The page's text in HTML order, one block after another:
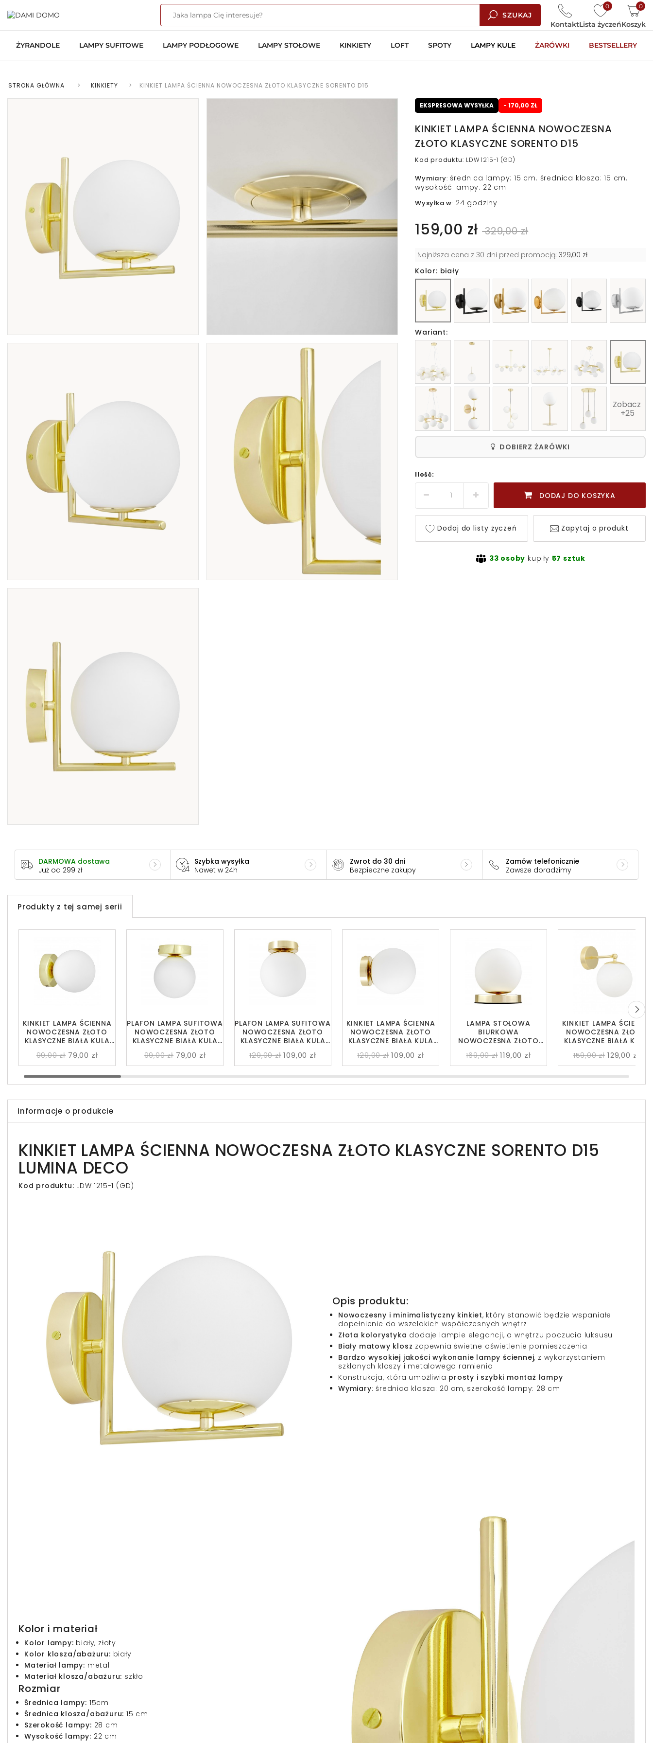
SZUKAJ
0
Lista życzeń
0
Koszyk
Kontakt
ŻYRANDOLE LAMPY SUFITOWE LAMPY PODŁOGOWE LAMPY STOŁOWE KINKIETY LOFT SPOTY LAMPY KULE ŻARÓWKI BESTSELLERY
STRONA GŁÓWNA > KINKIETY > KINKIET LAMPA ŚCIENNA NOWOCZESNA ZŁOTO KLASYCZNE SORENTO D15
EKSPRESOWA WYSYŁKA - 170,00 ZŁ
KINKIET LAMPA ŚCIENNA NOWOCZESNA
ZŁOTO KLASYCZNE SORENTO D15
Kod produktu: LDW 1215-1 (GD)
Wymiary: średnica lampy: 15 cm. średnica klosza: 15 cm.
wysokość lampy: 22 cm.
Wysyłka w: 24 godziny
159,00 zł 329,00 zł
Najniższa cena z 30 dni przed promocją: 329,00 zł
Kolor: biały
Wariant:
Zobacz
+25
DOBIERZ ŻARÓWKI
Ilość:
DODAJ DO KOSZYKA
Dodaj do listy życzeń Zapytaj o produkt
33 osoby kupiły 57 sztuk
DARMOWA dostawa
Już od 299 zł
Szybka wysyłka
Nawet w 24h
Zwrot do 30 dni
Bezpieczne zakupy
Zamów telefonicznie
Zawsze doradzimy
Produkty z tej samej serii
KINKIET LAMPA ŚCIENNA
NOWOCZESNA ZŁOTO
KLASYCZNE BIAŁA KULA
99,00 zł 79,00 zł
PLAFON LAMPA SUFITOWA
NOWOCZESNA ZŁOTO
KLASYCZNE BIAŁA KULA
99,00 zł 79,00 zł
KINKIET LAMPA ŚCIENNA
NOWOCZESNA ZŁOTO
KLASYCZNE BIAŁA KULA
159,00 zł 129,00 zł
PLAFON LAMPA SUFITOWA
NOWOCZESNA ZŁOTO
KLASYCZNE BIAŁA KULA
129,00 zł 109,00 zł
KINKIET LAMPA ŚCIENNA
NOWOCZESNA ZŁOTO
KLASYCZNE BIAŁA KULA
129,00 zł 109,00 zł
LAMPA STOŁOWA
BIURKOWA
NOWOCZESNA ZŁOTO
FREDICA W1
169,00 zł 119,00 zł
Informacje o produkcie
KINKIET LAMPA ŚCIENNA NOWOCZESNA ZŁOTO KLASYCZNE SORENTO D15
LUMINA DECO
Kod produktu: LDW 1215-1 (GD)
Opis produktu:
Nowoczesny i minimalistyczny kinkiet, który stanowić będzie wspaniałe
dopełnienie do wszelakich współczesnych wnętrz
Złota kolorystyka dodaje lampie elegancji, a wnętrzu poczucia luksusu
Biały matowy klosz zapewnia świetne oświetlenie pomieszczenia
Bardzo wysokiej jakości wykonanie lampy ściennej, z wykorzystaniem
szklanych kloszy i metalowego ramienia
Konstrukcja, która umożliwia prosty i szybki montaż lampy
Wymiary: średnica klosza: 20 cm, szerokość lampy: 28 cm
Kolor i materiał
Kolor lampy: biały, złoty
Kolor klosza/abażuru: biały
Materiał lampy: metal
Materiał klosza/abażuru: szkło
Rozmiar
Średnica lampy: 15cm
Średnica klosza/abażuru: 15 cm
Szerokość lampy: 28 cm
Wysokość lampy: 22 cm